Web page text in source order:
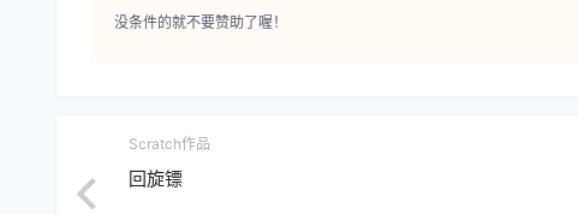
没条件的就不要赞助了喔！
Scratch作品
回旋镖